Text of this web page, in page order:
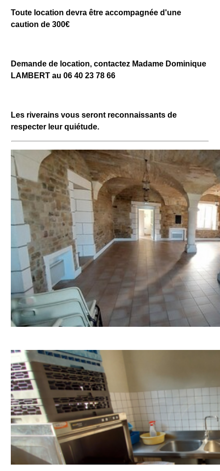
Toute location devra être accompagnée d'une
caution de 300€
Demande de location, contactez Madame Dominique
LAMBERT au 06 40 23 78 66
Les riverains vous seront reconnaissants de
respecter leur quiétude.